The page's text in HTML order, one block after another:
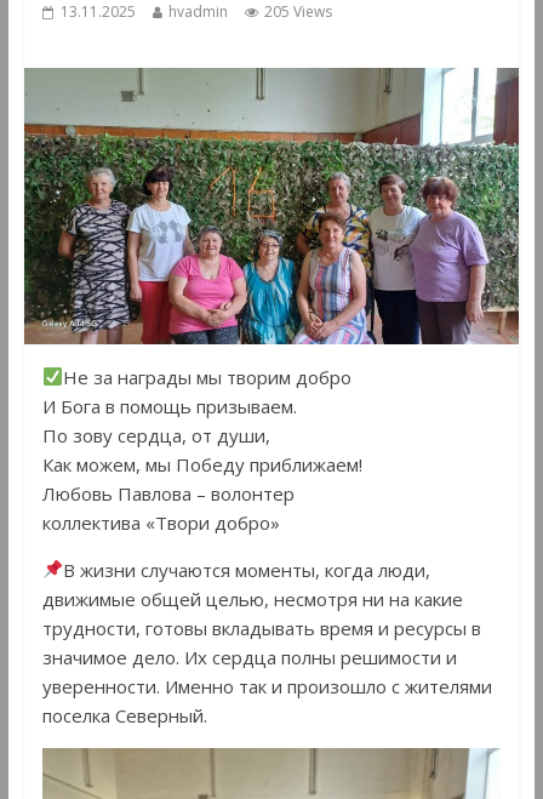
13.11.2025 hvadmin 205 Views
Не за награды мы творим добро
И Бога в помощь призываем.
По зову сердца, от души,
Как можем, мы Победу приближаем!
Любовь Павлова – волонтер
коллектива «Твори добро»
В жизни случаются моменты, когда люди,
движимые общей целью, несмотря ни на какие
трудности, готовы вкладывать время и ресурсы в
значимое дело. Их сердца полны решимости и
уверенности. Именно так и произошло с жителями
поселка Северный.